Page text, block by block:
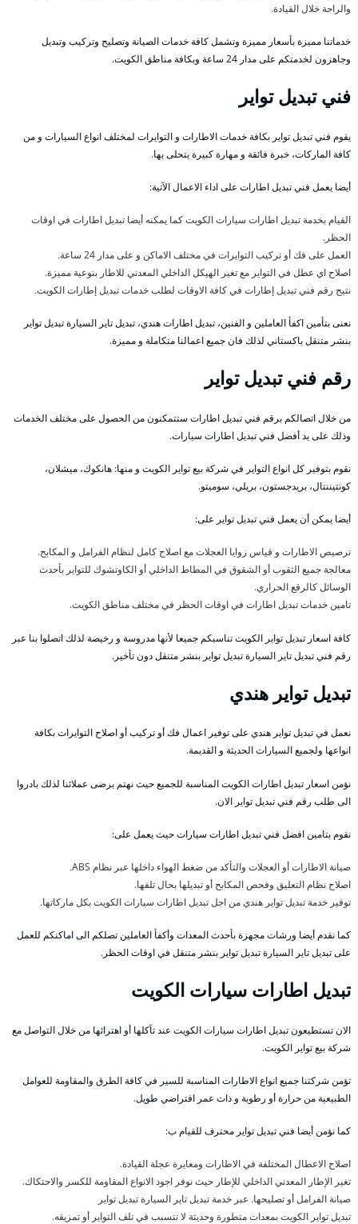
والراحة خلال القيادة.
خدماتنا مميزة بأسعار مميزة وتشمل كافة خدمات الصيانة وتصليح وتركيب وتبديل
وجاهزون لخدمتكم على مدار 24 ساعة وبكافة مناطق الكويت.
فني تبديل تواير
يقوم فني تبديل تواير بكافة خدمات الاطارات و التوايرات لمختلف انواع السيارات و من
كافة الماركات، خبرة فائقة و مهارة كبيرة يتحلى بها.
أيضا يعمل فني تبديل اطارات على اداء الاعمال الآتية:
القيام بخدمة تبديل اطارات سيارات الكويت كما يمكنه أيضا تبديل اطارات في اوقات
الحظر.
العمل على فك أو تركيب التوايرات في مختلف الاماكن و على مدار 24 ساعة.
اصلاح اي عطل في التواير مع تغير الهيكل الداخلي المعدني للاطار بنوعية مميزة.
نتيح رقم فني تبديل إطارات في كافة الاوقات لطلب خدمات تبديل إطارات الكويت.
نعنى بتأمين اكفأ العاملين و الفنين، تبديل اطارات هندي، تبديل تاير السيارة تبديل تواير
بنشر متنقل باكستاني لذلك فان جميع اعمالنا متكاملة و مميزة.
رقم فني تبديل تواير
من خلال اتصالكم برقم فني تبديل اطارات ستتمكنون من الحصول على مختلف الخدمات
وذلك على يد أفضل فني تبديل اطارات سيارات.
نقوم بتوفير كل انواع التواير في شركة بيع تواير الكويت و منها: هانكوك، ميشلان،
كونتيننتال، بريدجستون، بريلي، سوميتو.
أيضا يمكن أن يعمل فني تبديل تواير على:
ترصيص الاطارات و قياس زوايا العجلات مع اصلاح كامل لنظام الفرامل و المكابح.
معالجة جميع الثقوب أو الشقوق في المطاط الداخلي أو الكاوتشوك للتواير بأحدث
الوسائل كالرقع الحراري.
تامين خدمات تبديل اطارات في اوقات الحظر في مختلف مناطق الكويت.
كافة اسعار تبديل تواير الكويت تناسبكم جميعا لأنها مدروسة و رخيصة لذلك اتصلوا بنا عبر
رقم فني تبديل تاير السيارة تبديل تواير بنشر متنقل دون تأخير.
تبديل تواير هندي
نعمل في تبديل تواير هندي على توفير اعمال فك أو تركيب أو اصلاح التوايرات بكافة
انواعها ولجميع السيارات الحديثة و القديمة.
نؤمن اسعار تبديل اطارات الكويت المناسبة للجميع حيث نهتم برضى عملائنا لذلك بادروا
الى طلب رقم فني تبديل تواير الان.
نقوم بتامين افضل فني تبديل اطارات سيارات حيث يعمل على:
صيانة الاطارات أو العجلات والتأكد من ضغط الهواء داخلها عبر نظام ABS.
اصلاح نظام التعليق وفحص المكابح أو تبديلها بحال تلفها.
توفير خدمة تبديل تواير هندي من اجل تبديل اطارات سيارات الكويت بكل ماركاتها.
كما نقدم أيضا ورشات مجهزة بأحدث المعدات وأكفأ العاملين تصلكم الى اماكنكم للعمل
على تبديل تاير السيارة تبديل تواير بنشر متنقل في اوقات الحظر.
تبديل اطارات سيارات الكويت
الان تستطيعون تبديل اطارات سيارات الكويت عند تآكلها أو اهترائها من خلال التواصل مع
شركة بيع تواير الكويت.
تؤمن شركتنا جميع انواع الاطارات المناسبة للسير في كافة الطرق والمقاومة للعوامل
الطبيعية من حرارة أو رطوبة و ذات عمر افتراضي طويل.
كما نؤمن أيضا فني تبديل تواير محترف للقيام ب:
اصلاح الاعطال المختلفة في الاطارات ومعايرة عجلة القيادة.
تغير الإطار المعدني الداخلي للإطار حيث نوفر اجود الانواع المقاومة للكسر والاحتكاك.
صيانة الفرامل أو تصليحها. عبر خدمة تبديل تاير السيارة تبديل تواير
تبديل تواير الكويت بمعدات متطورة وحديثة لا تتسبب في تلف التواير أو تمزيقه.